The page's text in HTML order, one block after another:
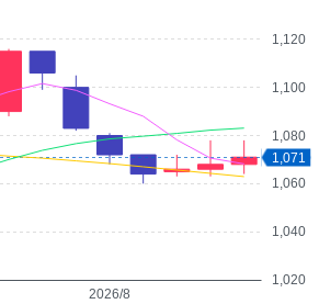
1,020
1,040
1,060
1,080
1,100
1,120
2026/8
1,071